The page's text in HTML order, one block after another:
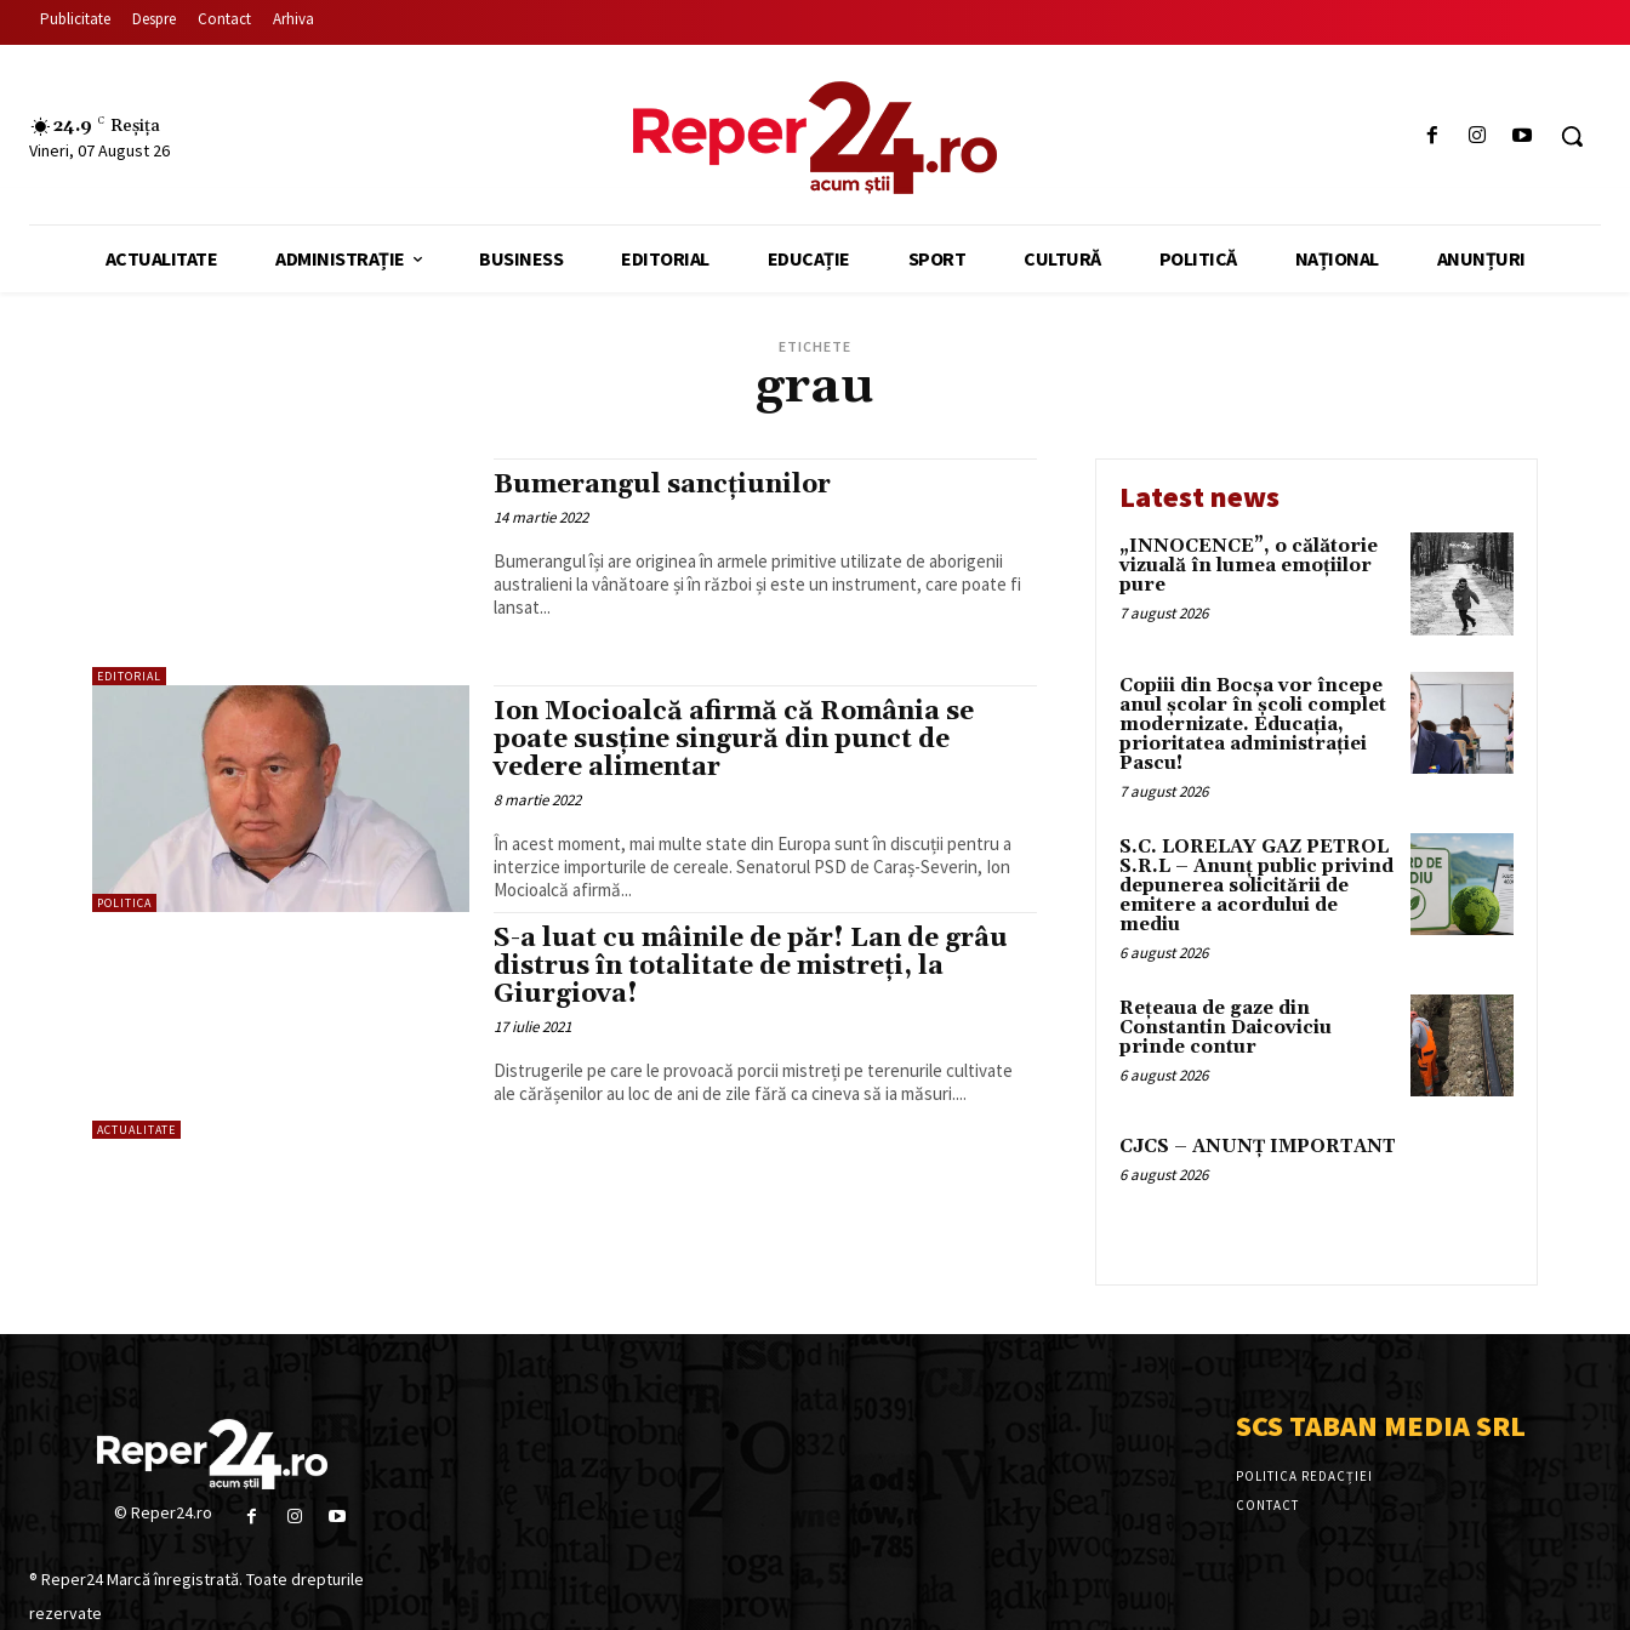
Publicitate Despre Contact Arhiva
24.9 C Reșița
Vineri, 07 August 26
ACTUALITATE ADMINISTRAȚIE BUSINESS EDITORIAL EDUCAȚIE SPORT CULTURĂ POLITICĂ NAȚIONAL ANUNȚURI
ETICHETE
grau
EDITORIAL
Bumerangul sancțiunilor
14 martie 2022
Bumerangul își are originea în armele primitive utilizate de aborigenii
australieni la vânătoare și în război și este un instrument, care poate fi
lansat...
POLITICA
Ion Mocioalcă afirmă că România se
poate susține singură din punct de
vedere alimentar
8 martie 2022
În acest moment, mai multe state din Europa sunt în discuții pentru a
interzice importurile de cereale. Senatorul PSD de Caraș-Severin, Ion
Mocioalcă afirmă...
ACTUALITATE
S-a luat cu mâinile de păr! Lan de grâu
distrus în totalitate de mistreți, la
Giurgiova!
17 iulie 2021
Distrugerile pe care le provoacă porcii mistreți pe terenurile cultivate
ale cărășenilor au loc de ani de zile fără ca cineva să ia măsuri....
Latest news
„INNOCENCE”, o călătorie
vizuală în lumea emoțiilor
pure
7 august 2026
Copiii din Bocșa vor începe
anul școlar în școli complet
modernizate. Educația,
prioritatea administrației
Pascu!
7 august 2026
S.C. LORELAY GAZ PETROL
S.R.L – Anunț public privind
depunerea solicitării de
emitere a acordului de
mediu
6 august 2026
Rețeaua de gaze din
Constantin Daicoviciu
prinde contur
6 august 2026
CJCS – ANUNȚ IMPORTANT
6 august 2026
© Reper24.ro
® Reper24 Marcă înregistrată. Toate drepturile
rezervate
SCS TABAN MEDIA SRL
POLITICA REDACȚIEI
CONTACT